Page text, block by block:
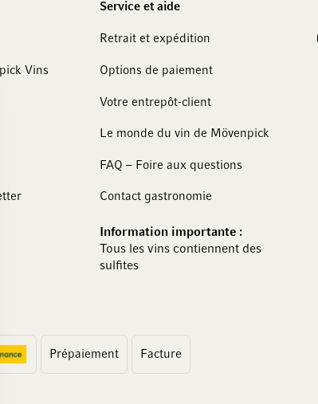
Vins
Service et aide
Retrait et expédition
Options de paiement
Votre entrepôt-client
Le monde du vin de Mövenpick
FAQ – Foire aux questions
Contact gastronomie
Information importante :
Tous les vins contiennent des
sulfites
Prépaiement Facture